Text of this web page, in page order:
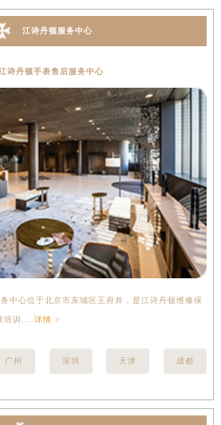
江诗丹顿服务中心
诗丹顿手表售后服务中心
中心位于北京市东城区王府井，是江诗丹顿维修保
培训.... 详情 >
广州 深圳 天津 成都